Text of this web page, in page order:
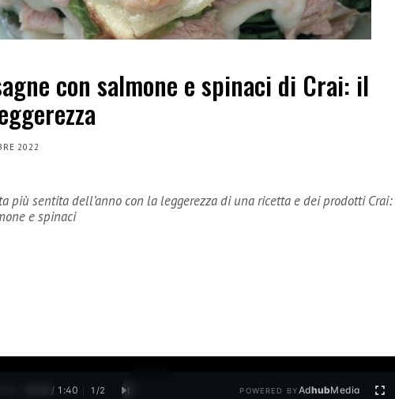
con salmone e spinaci di Crai: il
2022
più sentita dell’anno con la leggerezza di una ricetta e dei prodotti Crai:
e spinaci
0:13 / 1:40 1 /2 POWERED BYAdhubMedia